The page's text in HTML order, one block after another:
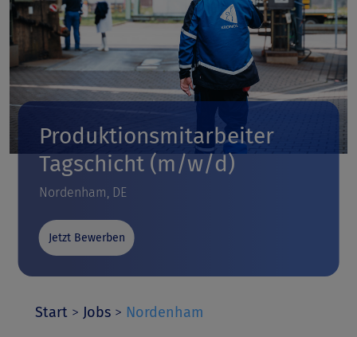
Produktionsmitarbeiter
Tagschicht (m/w/d)
Nordenham, DE
Jetzt Bewerben
Start > Jobs > Nordenham